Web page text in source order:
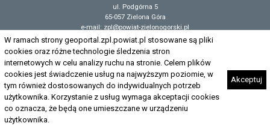
ul. Podgórna 5
65-057 Zielona Góra
e-mail: zpl@powiat-zielonogorski.pl
Accessibility declaration
W ramach strony geoportal.zpl.powiat.pl stosowane są pliki
cookies oraz różne technologie śledzenia stron
internetowych w celu analizy ruchu na stronie. Celem plików
cookies jest świadczenie usług na najwyższym poziomie, w
tym również dostosowanych do indywidualnych potrzeb
użytkownika. Korzystanie z usług wymaga akceptacji cookies
co oznacza, że będą one umieszczane w urządzeniu
użytkownika.
Akceptuj